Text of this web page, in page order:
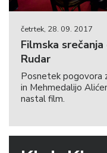
četrtek, 28. 09. 2017
Filmska
Rudar
Posnetek pogovora
in Mehmedalijo
nastal film.